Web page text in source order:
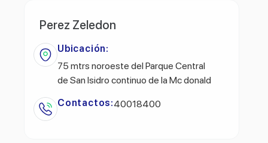
Perez Zeledon
Ubicación:
75 mtrs noroeste del Parque Central
de San Isidro continuo de la Mc donald
Contactos:40018400